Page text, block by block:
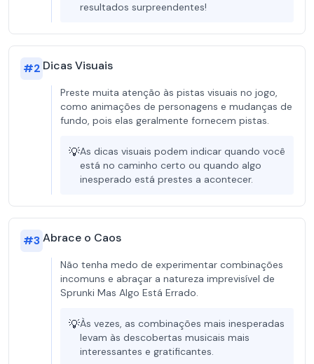
resultados surpreendentes!
#2 Dicas Visuais
Preste muita atenção às pistas visuais no jogo,
como animações de personagens e mudanças de
fundo, pois elas geralmente fornecem pistas.
💡As dicas visuais podem indicar quando você
está no caminho certo ou quando algo
inesperado está prestes a acontecer.
#3Abrace o Caos
Não tenha medo de experimentar combinações
incomuns e abraçar a natureza imprevisível de
Sprunki Mas Algo Está Errado.
💡Às vezes, as combinações mais inesperadas
levam às descobertas musicais mais
interessantes e gratificantes.